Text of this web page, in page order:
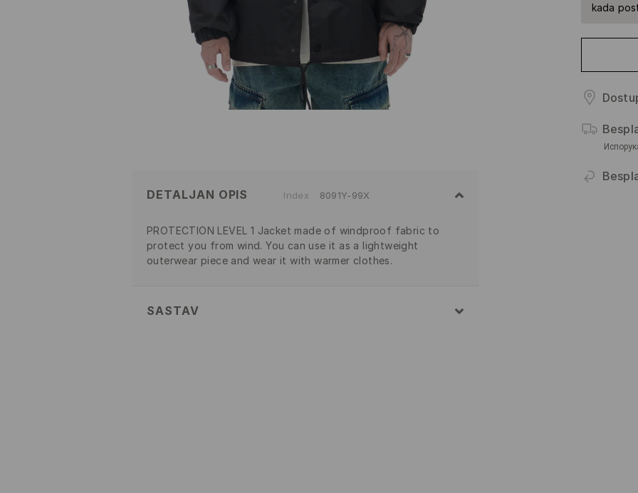
kada
DETALJAN OPIS
Index 8091Y-99X
PROTECTION LEVEL 1 Jacket made of windproof fabric to
protect you from wind. You can use it as a lightweight
outerwear piece and wear it with warmer clothes.
SASTAV